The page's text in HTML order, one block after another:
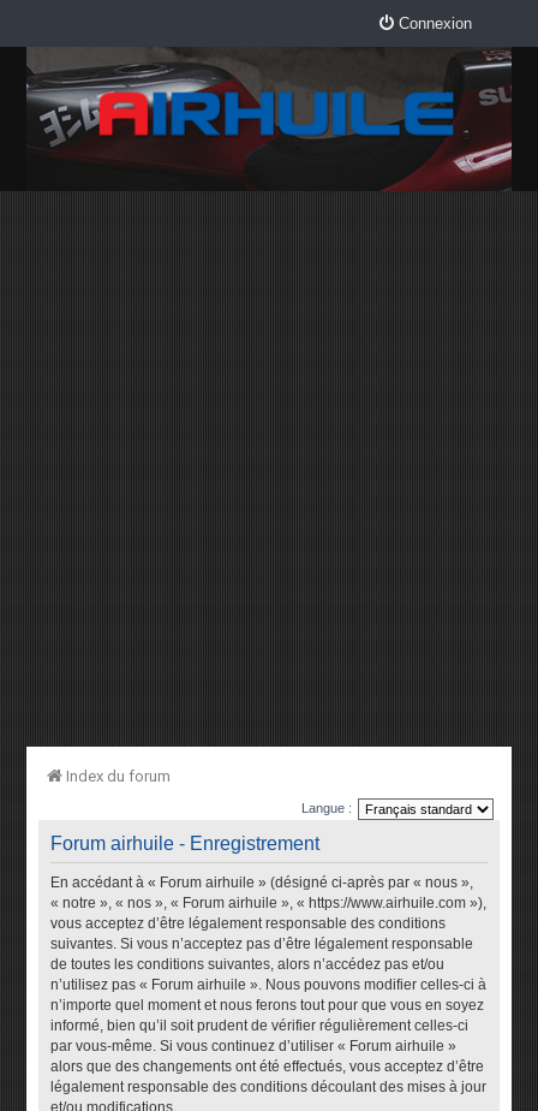
Connexion
Index du forum
Langue :
Forum airhuile - Enregistrement
En accédant à « Forum airhuile » (désigné ci-après par « nous »,
« notre », « nos », « Forum airhuile », « https://www.airhuile.com »),
vous acceptez d’être légalement responsable des conditions
suivantes. Si vous n’acceptez pas d’être légalement responsable
de toutes les conditions suivantes, alors n’accédez pas et/ou
n’utilisez pas « Forum airhuile ». Nous pouvons modifier celles-ci à
n’importe quel moment et nous ferons tout pour que vous en soyez
informé, bien qu’il soit prudent de vérifier régulièrement celles-ci
par vous-même. Si vous continuez d’utiliser « Forum airhuile »
alors que des changements ont été effectués, vous acceptez d’être
légalement responsable des conditions découlant des mises à jour
et/ou modifications.